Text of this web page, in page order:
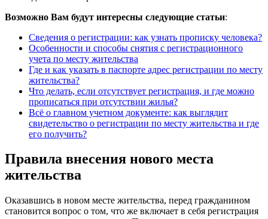
Возможно Вам будут интересны следующие статьи:
Сведения о регистрации: как узнать прописку человека?
Особенности и способы снятия с регистрационного
учета по месту жительства
Где и как указать в паспорте адрес регистрации по месту
жительства?
Что делать, если отсутствует регистрация, и где можно
прописаться при отсутствии жилья?
Всё о главном учетном документе: как выглядит
свидетельство о регистрации по месту жительства и где
его получить?
Правила внесения нового места
жительства
Оказавшись в новом месте жительства, перед гражданином
становится вопрос о том, что же включает в себя регистрация